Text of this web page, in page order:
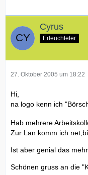
Cyrus
Erleuchteter
27. Oktober 2005 um 18:22
Hi,
na logo kenn ich
Hab mehrere
Zur Lan komm ich
Ist aber genial das
Schönen gruss an die